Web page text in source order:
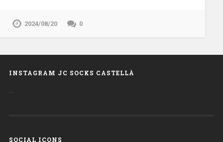
2024/08/20 0
INSTAGRAM JC SOCKS CASTELLÀ
…
SOCIAL ICONS